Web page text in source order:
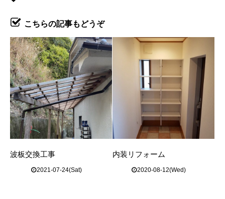
こちらの記事もどうぞ
波板交換工事
2021-07-24(Sat)
内装リフォーム
2020-08-12(Wed)